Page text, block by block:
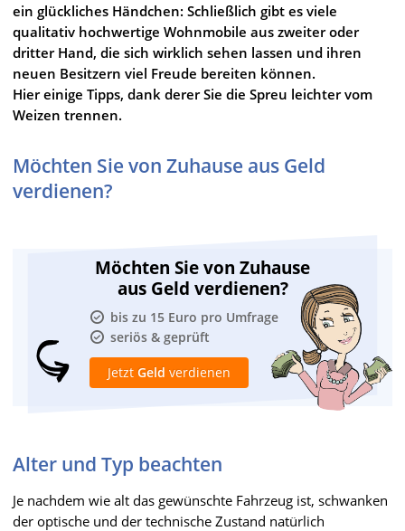
ein glückliches Händchen: Schließlich gibt es viele
qualitativ hochwertige Wohnmobile aus zweiter oder
dritter Hand, die sich wirklich sehen lassen und ihren
neuen Besitzern viel Freude bereiten können.
Hier einige Tipps, dank derer Sie die Spreu leichter vom
Weizen trennen.
Möchten Sie von Zuhause aus Geld
verdienen?
Möchten Sie von Zuhause
aus Geld verdienen?
bis zu 15 Euro pro Umfrage
seriös & geprüft
Jetzt Geld verdienen
Alter und Typ beachten
Je nachdem wie alt das gewünschte Fahrzeug ist, schwanken
der optische und der technische Zustand natürlich